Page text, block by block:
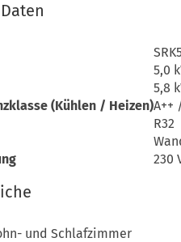
5,0
5,8
(Kühlen / Heizen)A++
R32
230
und Schlafzimmer